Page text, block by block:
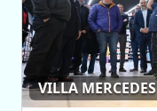
VILLA MERCEDES